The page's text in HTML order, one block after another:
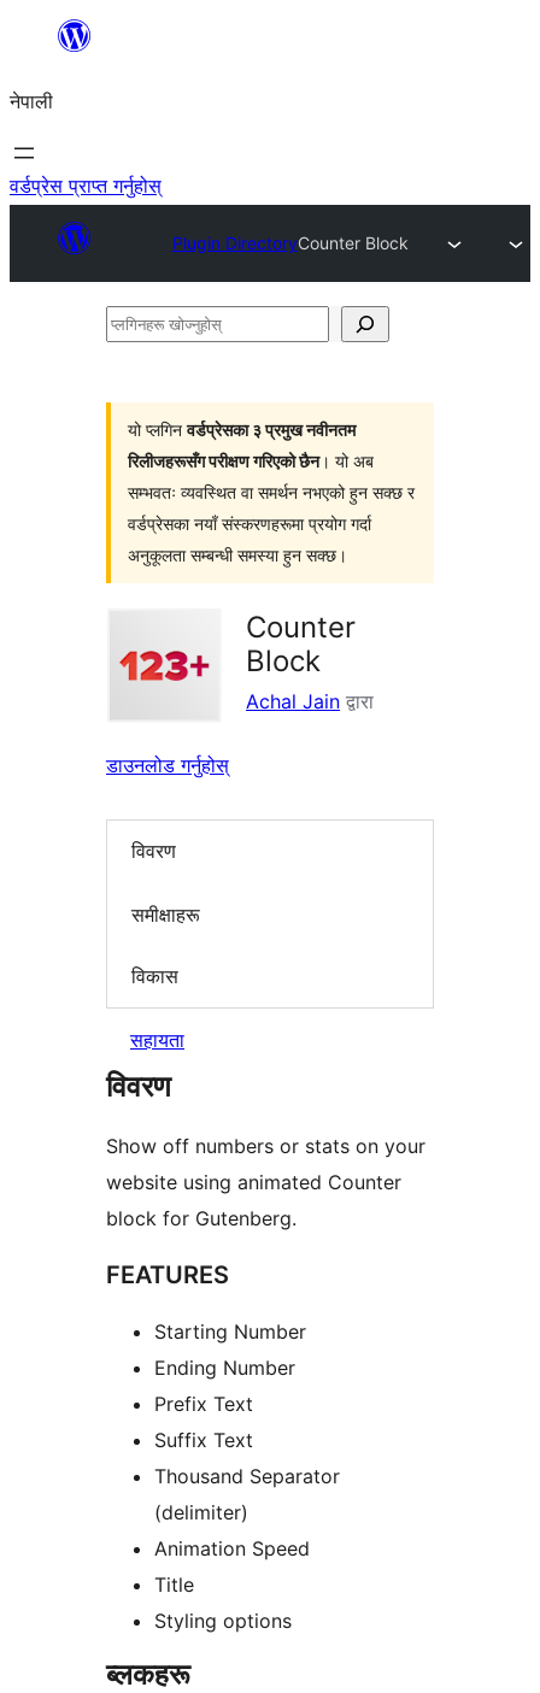
सामग्रीमा
नेपाली
वर्डप्रेस प्राप्त गर्नुहोस्
Plugin DirectoryCounter Block
प्लगिनहरू
यो प्लगिनवर्डप्रेसका ३ प्रमुख नवीनतम
रिलीजहरूसँग परीक्षण गरिएको छैन। यो अब
सम्भवतः व्यवस्थित वा समर्थन नभएको हुन सक्छ र
वर्डप्रेसका नयाँ संस्करणहरूमा प्रयोग गर्दा
अनुकूलता सम्बन्धी समस्या हुन सक्छ।
Counter
Block
Achal Jain द्वारा
डाउनलोड गर्नुहोस्
विवरण
समीक्षाहरू
विकास
सहायता
विवरण
Show off numbers or stats on your
website using animated Counter
block for Gutenberg.
FEATURES
Starting Number
Ending Number
Prefix Text
Suffix Text
Thousand Separator
(delimiter)
Animation Speed
Title
Styling options
ब्लकहरू